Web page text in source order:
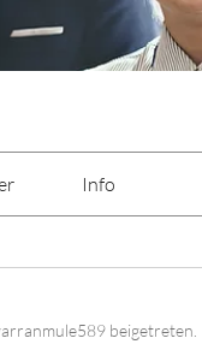
Info
beigetreten